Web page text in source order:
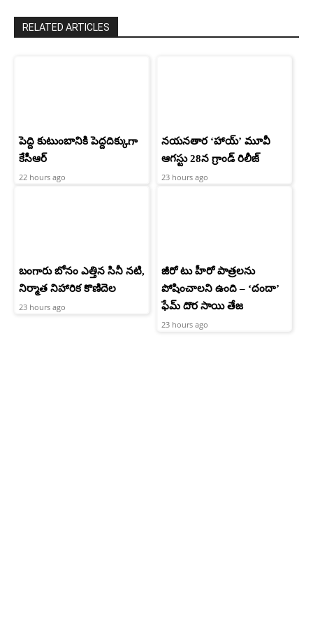
RELATED ARTICLES
పెద్ది కుటుంబానికి పెద్దదిక్కుగా
కేసీఆర్
22 hours ago
నయనతార ‘హాయ్’ మూవీ
ఆగస్టు 28న గ్రాండ్ రిలీజ్
23 hours ago
బంగారు బోనం ఎత్తిన సినీ నటి,
నిర్మాత నిహారిక కొణిదెల
23 hours ago
జీరో టు హీరో పాత్రలను
పోషించాలని ఉంది – ‘దందా’
ఫేమ్ దొర సాయి తేజ
23 hours ago